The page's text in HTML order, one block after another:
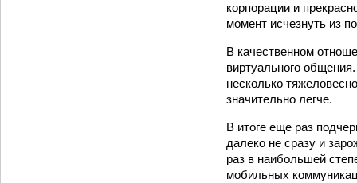
корпорации и
момент исчезнуть из
В качественном
виртуального
несколько
значительно легче.
В итоге еще раз
далеко не сразу и
раз в наибольшей
мобильных